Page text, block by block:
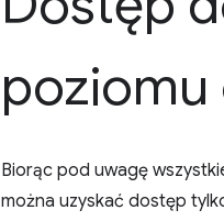
poziomu
Biorąc pod uwagę
można uzyskać dostęp